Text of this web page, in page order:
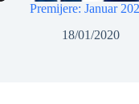
Premijere: Januar
18/01/2020